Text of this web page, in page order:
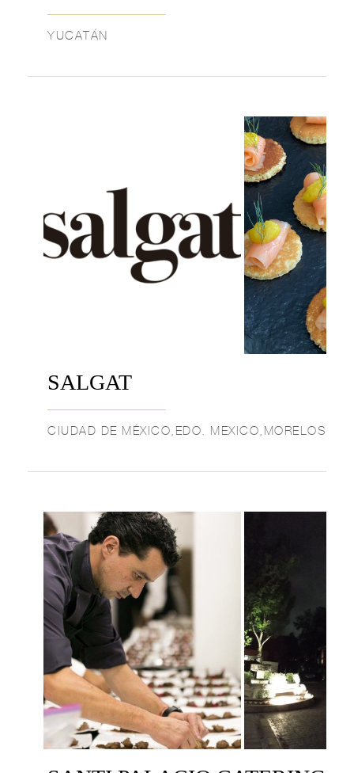
YUCATÁN
SALGAT
CIUDAD DE MÉXICO,EDO. MEXICO,MORELOS